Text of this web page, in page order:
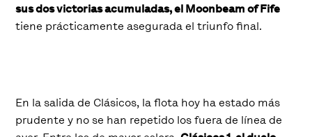
sus dos victorias acumuladas, el Moonbeam of Fife
tiene prácticamente asegurada el triunfo final.
En la salida de Clásicos, la flota hoy ha estado más
prudente y no se han repetido los fuera de línea de